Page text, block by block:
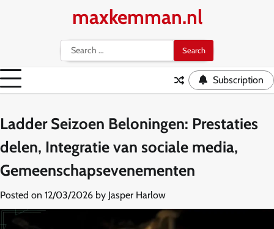
maxkemman.nl
Search
for:
Subscription
Ladder Seizoen Beloningen: Prestaties
delen, Integratie van sociale media,
Gemeenschapsevenementen
Posted on 12/03/2026 by Jasper Harlow